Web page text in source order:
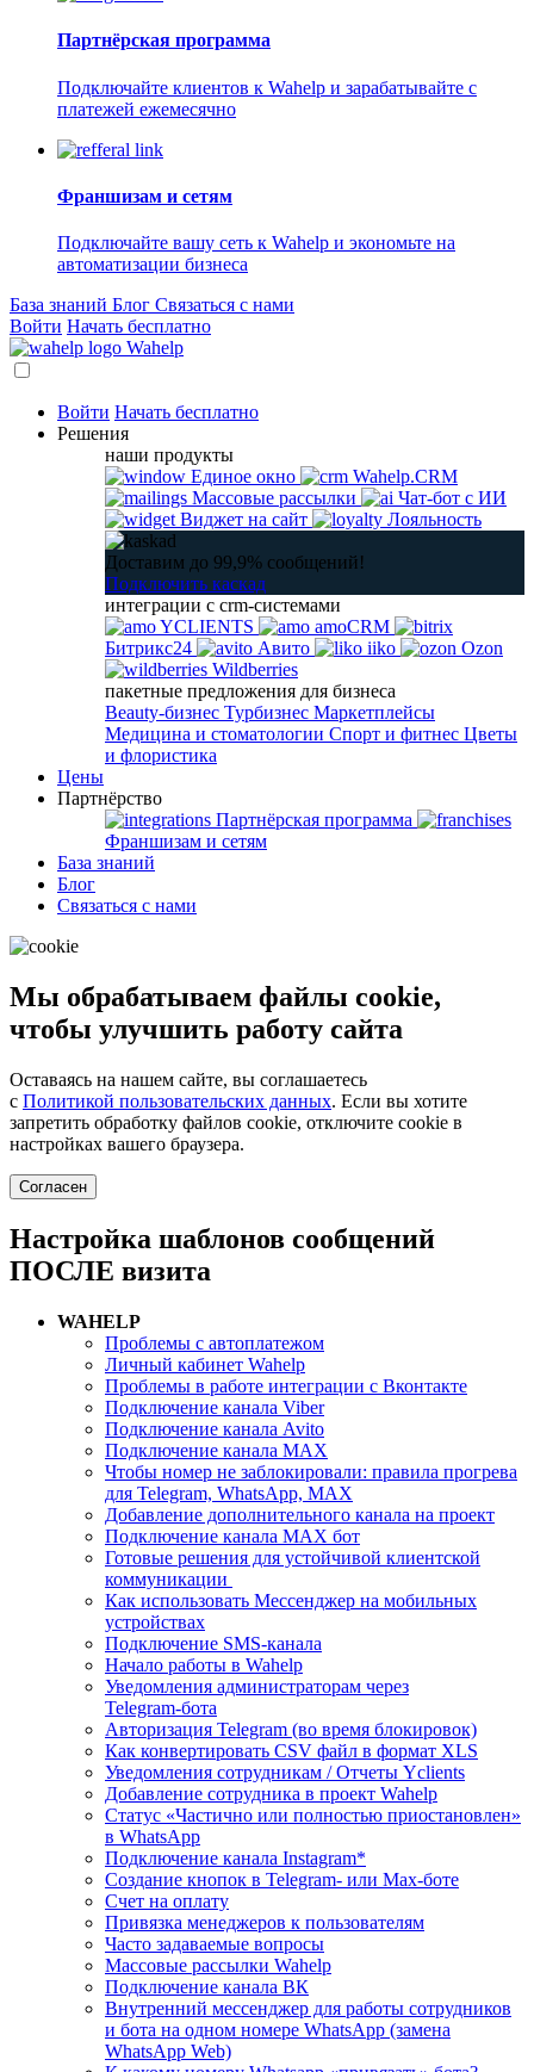
Партнёрская программа
Подключайте клиентов к Wahelp и зарабатывайте с
платежей ежемесячно
Франшизам и сетям
Подключайте вашу сеть к Wahelp и экономьте на
автоматизации бизнеса
База знаний Блог Связаться с нами
Войти Начать бесплатно
Wahelp
Войти Начать бесплатно
Решения
наши продукты
Единое окно
Wahelp.CRM
Массовые рассылки
Чат-бот с ИИ
Виджет на сайт
Лояльность
Доставим до 99,9% сообщений!
Подключить каскад
интеграции с crm-системами
YCLIENTS
amoCRM
Битрикс24
Авито iiko
Ozon
Wildberries
пакетные предложения для бизнеса
Beauty-бизнес Турбизнес Маркетплейсы
Медицина и стоматологии Спорт и фитнес Цветы
и флористика
Цены
Партнёрство
Партнёрская программа
Франшизам и сетям
База знаний
Блог
Связаться с нами
Мы обрабатываем файлы cookie,
чтобы улучшить работу сайта
Оставаясь на нашем сайте, вы соглашаетесь
с Политикой пользовательских данных. Если вы хотите
запретить обработку файлов cookie, отключите cookie в
настройках вашего браузера.
Согласен
Настройка шаблонов сообщений
ПОСЛЕ визита
WAHELP
Проблемы с автоплатежом
Личный кабинет Wahelp
Проблемы в работе интеграции с Вконтакте
Подключение канала Viber
Подключение канала Avito
Подключение канала MAX
Чтобы номер не заблокировали: правила прогрева
для Telegram, WhatsApp, MAX
Добавление дополнительного канала на проект
Подключение канала MAX бот
Готовые решения для устойчивой клиентской
коммуникации
Как использовать Мессенджер на мобильных
устройствах
Подключение SMS‑канала
Начало работы в Wahelp
Уведомления администраторам через
Telegram‑бота
Авторизация Telegram (во время блокировок)
Как конвертировать CSV файл в формат XLS
Уведомления сотрудникам / Отчеты Yclients
Добавление сотрудника в проект Wahelp
Статус «Частично или полностью приостановлен»
в WhatsApp
Подключение канала Instagram*
Создание кнопок в Telegram- или Max-боте
Счет на оплату
Привязка менеджеров к пользователям
Часто задаваемые вопросы
Массовые рассылки Wahelp
Подключение канала ВК
Внутренний мессенджер для работы сотрудников
и бота на одном номере WhatsApp (замена
WhatsApp Web)